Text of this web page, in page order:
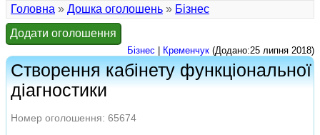
Головна » Дошка оголошень » Бізнес
Додати оголошення
Бізнес Кременчук (Додано:25 липня 2018)
Створення кабінету функціональної
діагностики
Номер оголошення: 65674